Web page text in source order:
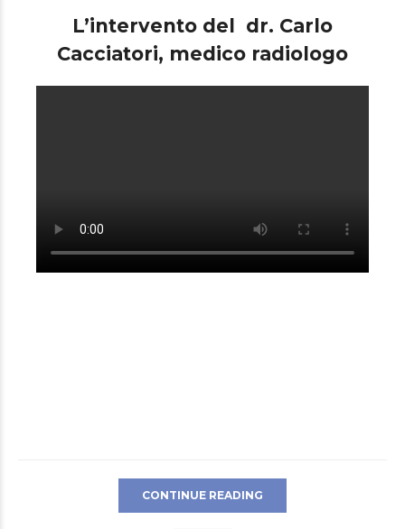
L’intervento del dr. Carlo
Cacciatori, medico radiologo
CONTINUE READING